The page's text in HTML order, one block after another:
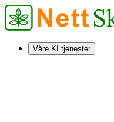
Våre KI tjenester